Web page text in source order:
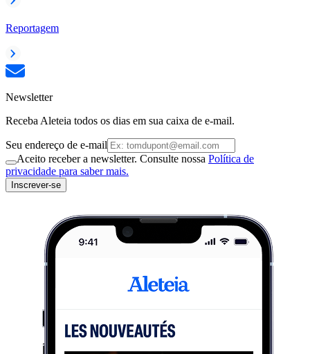
Reportagem
Newsletter
Receba Aleteia todos os dias em sua caixa de e-mail.
Seu endereço de e-mail
Aceito receber a newsletter. Consulte nossa Política de
privacidade para saber mais.
Inscrever-se